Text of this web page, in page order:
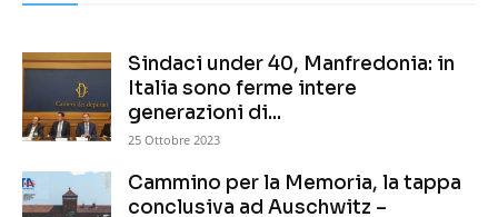
Sindaci under 40, Manfredonia: in
Italia sono ferme intere
generazioni di...
25 Ottobre 2023
Cammino per la Memoria, la tappa
conclusiva ad Auschwitz –